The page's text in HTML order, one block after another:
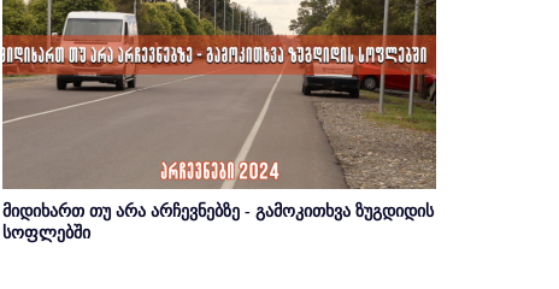
მიდიხართ თუ არა არჩევნებზე - გამოკითხვა ზუგდიდის
სოფლებში